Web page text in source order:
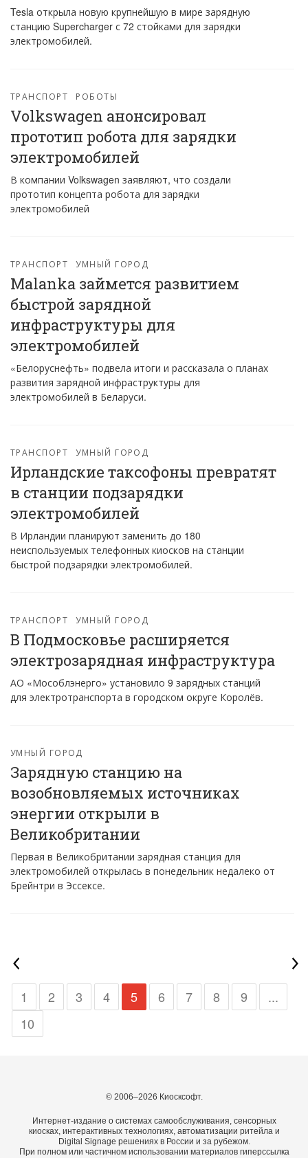
Tesla открыла новую крупнейшую в мире зарядную
станцию Supercharger с 72 стойками для зарядки
электромобилей.
ТРАНСПОРТ РОБОТЫ
Volkswagen анонсировал
прототип робота для зарядки
электромобилей
В компании Volkswagen заявляют, что создали
прототип концепта робота для зарядки
электромобилей
ТРАНСПОРТ УМНЫЙ ГОРОД
Malanka займется развитием
быстрой зарядной
инфраструктуры для
электромобилей
«Белоруснефть» подвела итоги и рассказала о планах
развития зарядной инфраструктуры для
электромобилей в Беларуси.
ТРАНСПОРТ УМНЫЙ ГОРОД
Ирландские таксофоны превратят
в станции подзарядки
электромобилей
В Ирландии планируют заменить до 180
неиспользуемых телефонных киосков на станции
быстрой подзарядки электромобилей.
ТРАНСПОРТ УМНЫЙ ГОРОД
В Подмосковье расширяется
электрозарядная инфраструктура
АО «Мособлэнерго» установило 9 зарядных станций
для электротранспорта в городском округе Королёв.
УМНЫЙ ГОРОД
Зарядную станцию на
возобновляемых источниках
энергии открыли в
Великобритании
Первая в Великобритании зарядная станция для
электромобилей открылась в понедельник недалеко от
Брейнтри в Эссексе.
1 2 3 4 5 6 7 8 9
...
10
© 2006–2026 Киосксофт.
Интернет-издание о системах самообслуживания, сенсорных
киосках, интерактивных технологиях, автоматизации ритейла и
Digital Signage решениях в России и за рубежом.
При полном или частичном использовании материалов гиперссылка